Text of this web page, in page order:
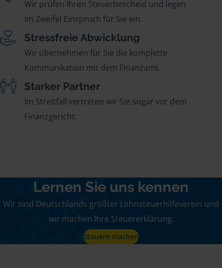
Wir prüfen Ihren Steuerbescheid und legen
im Zweifel Einspruch für Sie ein.
Stressfreie Abwicklung
Wir übernehmen für Sie die komplette
Kommunikation mit dem Finanzamt.
Starker Partner
Im Streitfall vertreten wir Sie sogar vor dem
Finanzgericht.
Lernen Sie uns kennen
Wir sind Deutschlands größter Lohnsteuerhilfeverein und
wir machen Ihre Steuererklärung.
Steuern machen